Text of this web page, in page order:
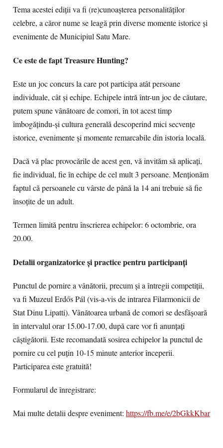
Tema acestei ediții va fi (re)cunoașterea personalităților
celebre, a căror nume se leagă prin diverse momente istorice și
evenimente de Municipiul Satu Mare.
Ce este de fapt Treasure Hunting?
Este un joc concurs la care pot participa atât persoane
individuale, cât și echipe. Echipele intră într-un joc de căutare,
putem spune vânătoare de comori, în tot acest timp
îmbogățindu-și cultura generală descoperind mici secvențe
istorice, evenimente și momente remarcabile din istoria locală.
Dacă vă plac provocările de acest gen, vă invităm să aplicați,
fie individual, fie în echipe de cel mult 3 persoane. Menționăm
faptul că persoanele cu vârste de până la 14 ani trebuie să fie
însoțite de un adult.
Termen limită pentru înscrierea echipelor: 6 octombrie, ora
20.00.
Detalii organizatorice și practice pentru participanți
Punctul de pornire a vânătorii, precum și a întregii competiții,
va fi Muzeul Erdős Pál (vis-a-vis de intrarea Filarmonicii de
Stat Dinu Lipatti). Vânătoarea urbană de comori se desfășoară
în intervalul orar 15.00-17.00, după care vor fi anunțați
câștigătorii. Este recomandată sosirea echipelor la punctul de
pornire cu cel puțin 10-15 minute anterior începerii.
Participarea este gratuită!
Formularul de înregistrare:
Mai multe detalii despre eveniment: https://fb.me/e/2bGkkKbar